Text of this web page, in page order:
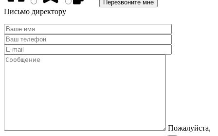
Письмо директору
Пожалуйста,